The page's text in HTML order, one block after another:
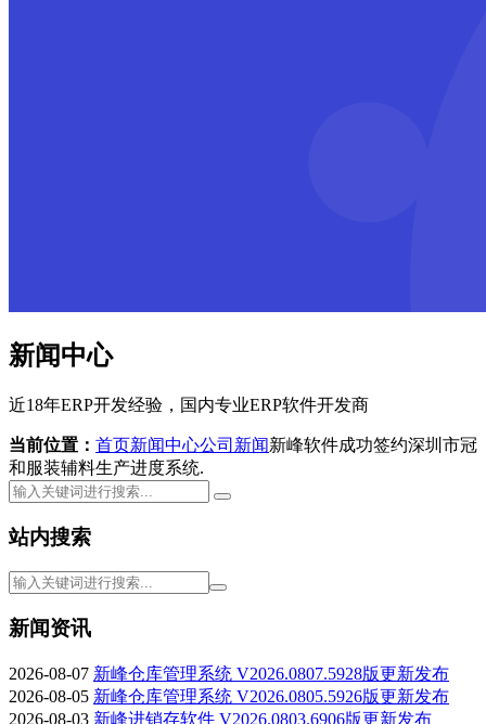
新闻中心
近18年ERP开发经验，国内专业ERP软件开发商
当前位置： 首页新闻中心公司新闻新峰软件成功签约深圳市冠
和服装辅料生产进度系统.
站内搜索
新闻资讯
2026-08-07 新峰仓库管理系统 V2026.0807.5928版更新发布
2026-08-05 新峰仓库管理系统 V2026.0805.5926版更新发布
2026-08-03 新峰进销存软件 V2026.0803.6906版更新发布